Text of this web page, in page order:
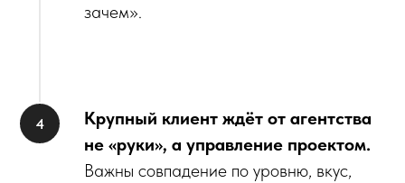
зачем».
Крупный клиент ждёт от агентства
не «руки», а управление проектом.
Важны совпадение по уровню, вкус,